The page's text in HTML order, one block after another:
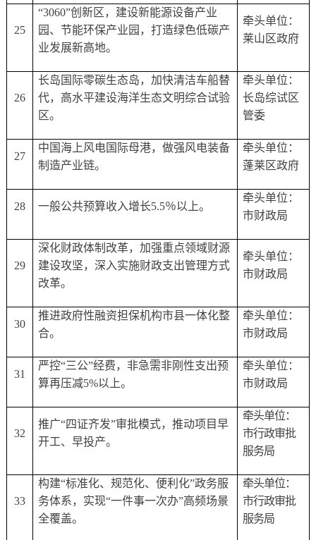
25
“3060”创新区，建设新能源设备产业
园、节能环保产业园，打造绿色低碳产
业发展新高地。
牵头单位：
莱山区政府
26
长岛国际零碳生态岛，加快清洁车船替
代，高水平建设海洋生态文明综合试验
区。
牵头单位：
长岛综试区
管委
27
中国海上风电国际母港，做强风电装备
制造产业链。
牵头单位：
蓬莱区政府
28 一般公共预算收入增长5.5％以上。
牵头单位：
市财政局
29
深化财政体制改革，加强重点领域财源
建设攻坚，深入实施财政支出管理方式
改革。
牵头单位：
市财政局
30
推进政府性融资担保机构市县一体化整
合。
牵头单位：
市财政局
31
严控“三公”经费，非急需非刚性支出预
算再压减5%以上。
牵头单位：
市财政局
32
推广“四证齐发”审批模式，推动项目早
开工、早投产。
牵头单位：
市行政审批
服务局
33
构建“标准化、规范化、便利化”政务服
务体系，实现“一件事一次办”高频场景
全覆盖。
牵头单位：
市行政审批
服务局